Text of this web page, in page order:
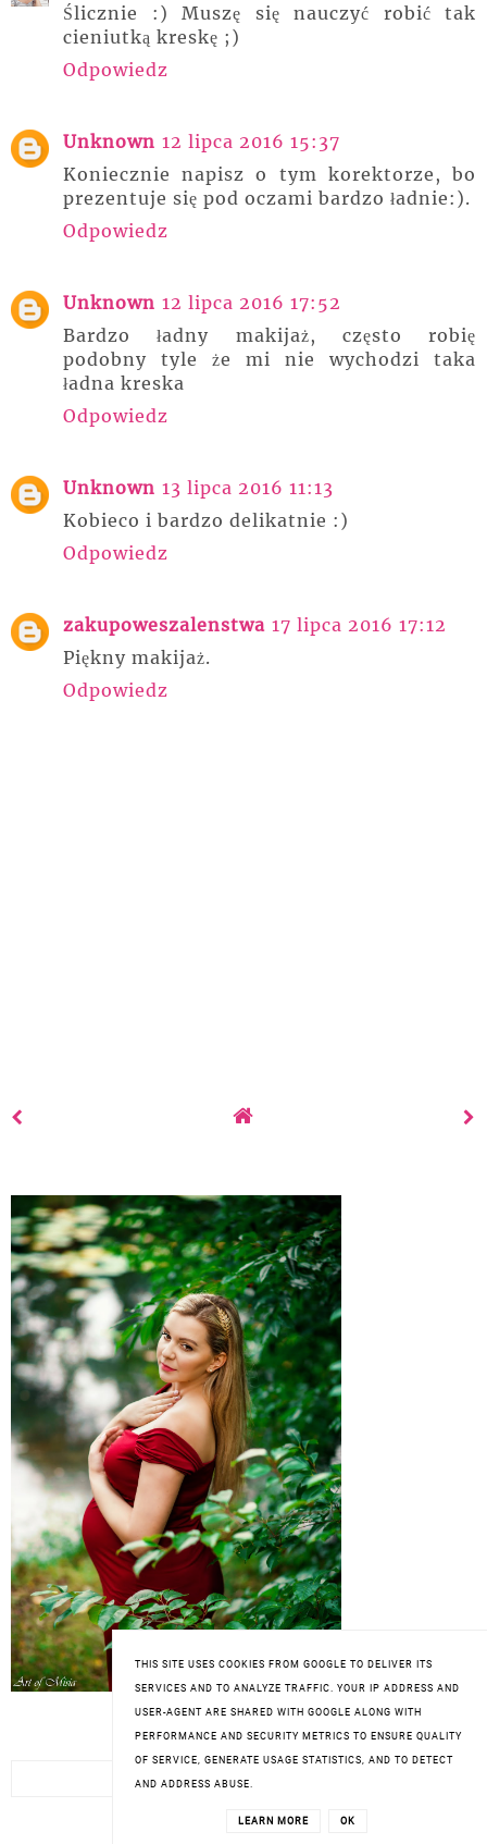
Ślicznie :) Muszę się nauczyć robić tak
cieniutką kreskę ;)
Odpowiedz
Unknown 12 lipca 2016 15:37
Koniecznie napisz o tym korektorze, bo
prezentuje się pod oczami bardzo ładnie:).
Odpowiedz
Unknown 12 lipca 2016 17:52
Bardzo ładny makijaż, często robię
podobny tyle że mi nie wychodzi taka
ładna kreska
Odpowiedz
Unknown 13 lipca 2016 11:13
Kobieco i bardzo delikatnie :)
Odpowiedz
zakupoweszalenstwa 17 lipca 2016 17:12
Piękny makijaż.
Odpowiedz
SZUKAJ
THIS SITE USES COOKIES FROM GOOGLE TO DELIVER ITS
SERVICES AND TO ANALYZE TRAFFIC. YOUR IP ADDRESS AND
USER-AGENT ARE SHARED WITH GOOGLE ALONG WITH
PERFORMANCE AND SECURITY METRICS TO ENSURE QUALITY
OF SERVICE, GENERATE USAGE STATISTICS, AND TO DETECT
AND ADDRESS ABUSE.
LEARN MORE OK